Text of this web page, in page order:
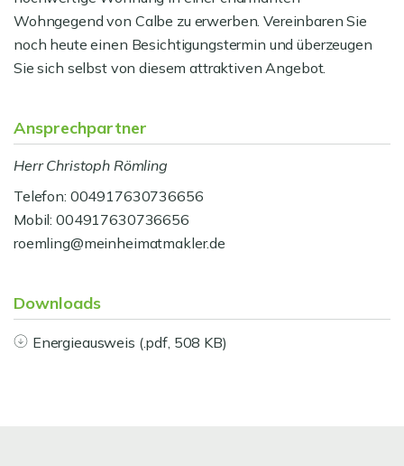
Wohngegend von Calbe zu erwerben. Vereinbaren Sie
noch heute einen Besichtigungstermin und überzeugen
Sie sich selbst von diesem attraktiven Angebot.
Ansprechpartner
Herr Christoph Römling
Telefon: 004917630736656
Mobil: 004917630736656
roemling@meinheimatmakler.de
Downloads
Energieausweis (.pdf, 508 KB)